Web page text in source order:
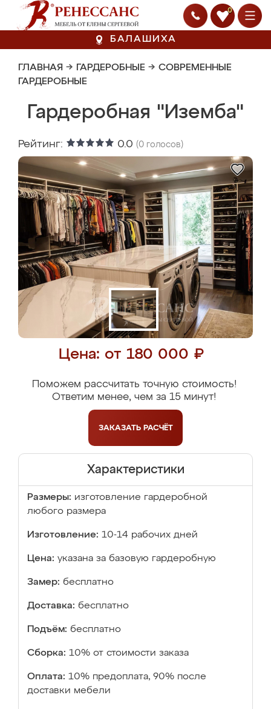
0
БАЛАШИХА
ГЛАВНАЯ → ГАРДЕРОБНЫЕ → СОВРЕМЕННЫЕ
ГАРДЕРОБНЫЕ
Гардеробная "Иземба"
Рейтинг: 0.0 (0 голосов)
Цена: от 180 000 ₽
Поможем рассчитать точную стоимость!
Ответим менее, чем за 15 минут!
ЗАКАЗАТЬ РАСЧЁТ
Характеристики
Размеры: изготовление гардеробной
любого размера
Изготовление: 10-14 рабочих дней
Цена: указана за базовую гардеробную
Замер: бесплатно
Доставка: бесплатно
Подъём: бесплатно
Сборка: 10% от стоимости заказа
Оплата: 10% предоплата, 90% после
доставки мебели